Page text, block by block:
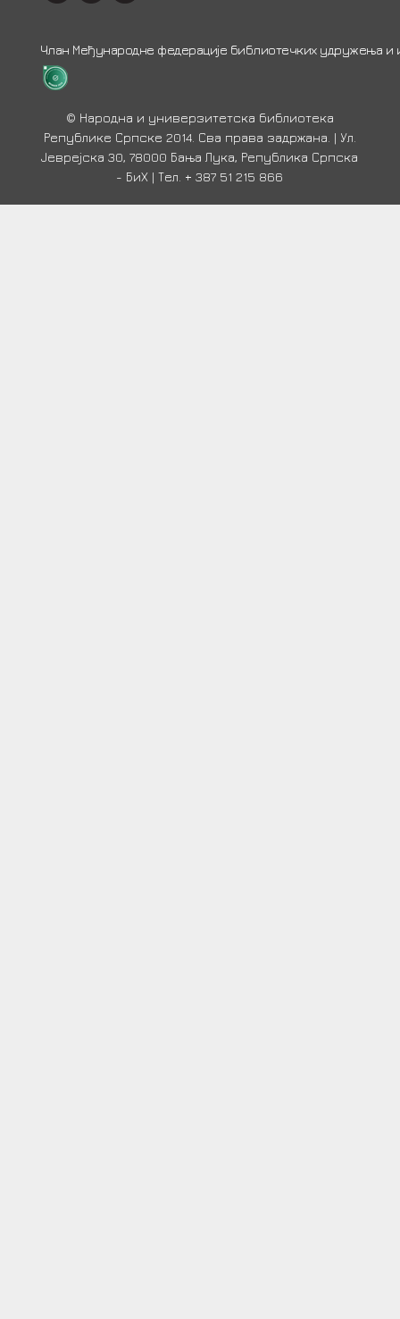
Члан Међународне федерације библиотечких удружења и
© Народна и универзитетска библиотека
Републике Српске 2014. Сва права задржана. | Ул.
Јеврејска 30, 78000 Бања Лука, Република Српска
- БиХ | Тел. + 387 51 215 866